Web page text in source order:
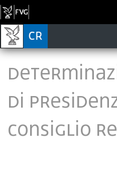
di
Consiglio